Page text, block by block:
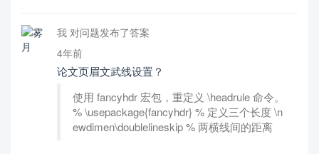
我 对问题发布了答案
4年前
论文页眉文武线设置？
使用 fancyhdr 宏包，重定义 \headrule 命令。
% \usepackage{fancyhdr} % 定义三个长度 \n
ewdimen\doublelineskip % 两横线间的距离